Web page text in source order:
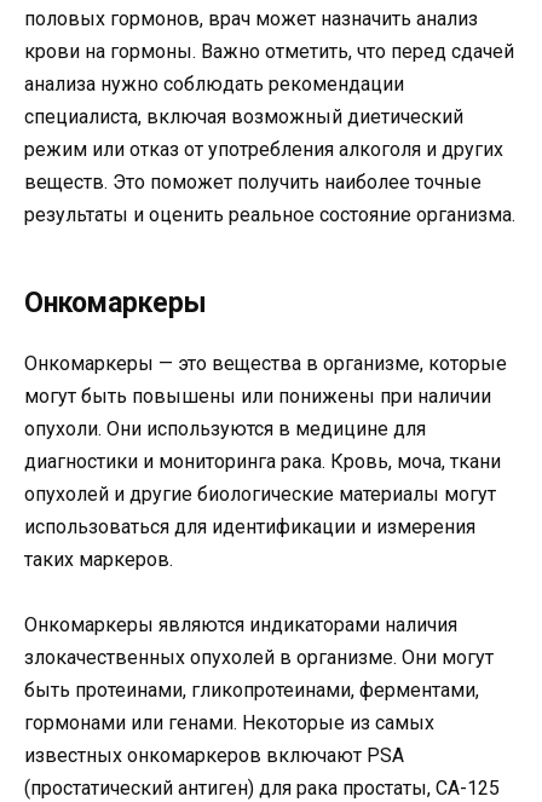
половых гормонов, врач может назначить анализ
крови на гормоны. Важно отметить, что перед сдачей
анализа нужно соблюдать рекомендации
специалиста, включая возможный диетический
режим или отказ от употребления алкоголя и других
веществ. Это поможет получить наиболее точные
результаты и оценить реальное состояние организма.
Онкомаркеры
Онкомаркеры — это вещества в организме, которые
могут быть повышены или понижены при наличии
опухоли. Они используются в медицине для
диагностики и мониторинга рака. Кровь, моча, ткани
опухолей и другие биологические материалы могут
использоваться для идентификации и измерения
таких маркеров.
Онкомаркеры являются индикаторами наличия
злокачественных опухолей в организме. Они могут
быть протеинами, гликопротеинами, ферментами,
гормонами или генами. Некоторые из самых
известных онкомаркеров включают PSA
(простатический антиген) для рака простаты, CA-125